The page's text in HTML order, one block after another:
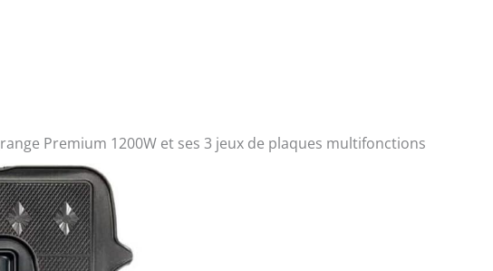
Premium 1200W et ses 3 jeux de plaques multifonctions